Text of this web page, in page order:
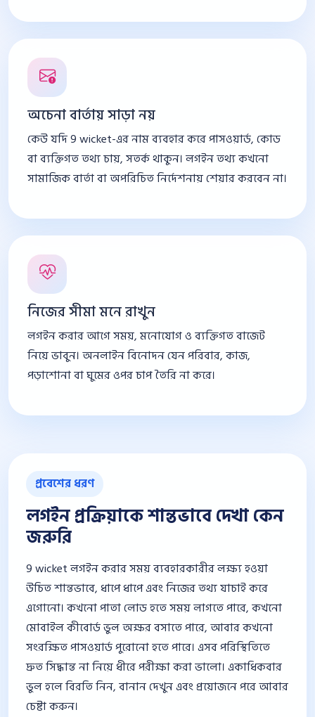
অচেনা বার্তায় সাড়া নয়
কেউ যদি 9 wicket-এর নাম ব্যবহার করে পাসওয়ার্ড, কোড
বা ব্যক্তিগত তথ্য চায়, সতর্ক থাকুন। লগইন তথ্য কখনো
সামাজিক বার্তা বা অপরিচিত নির্দেশনায় শেয়ার করবেন না।
নিজের সীমা মনে রাখুন
লগইন করার আগে সময়, মনোযোগ ও ব্যক্তিগত বাজেট
নিয়ে ভাবুন। অনলাইন বিনোদন যেন পরিবার, কাজ,
পড়াশোনা বা ঘুমের ওপর চাপ তৈরি না করে।
প্রবেশের ধরণ
লগইন প্রক্রিয়াকে শান্তভাবে দেখা কেন
জরুরি
9 wicket লগইন করার সময় ব্যবহারকারীর লক্ষ্য হওয়া
উচিত শান্তভাবে, ধাপে ধাপে এবং নিজের তথ্য যাচাই করে
এগোনো। কখনো পাতা লোড হতে সময় লাগতে পারে, কখনো
মোবাইল কীবোর্ড ভুল অক্ষর বসাতে পারে, আবার কখনো
সংরক্ষিত পাসওয়ার্ড পুরোনো হতে পারে। এসব পরিস্থিতিতে
দ্রুত সিদ্ধান্ত না নিয়ে ধীরে পরীক্ষা করা ভালো। একাধিকবার
ভুল হলে বিরতি নিন, বানান দেখুন এবং প্রয়োজনে পরে আবার
চেষ্টা করুন।